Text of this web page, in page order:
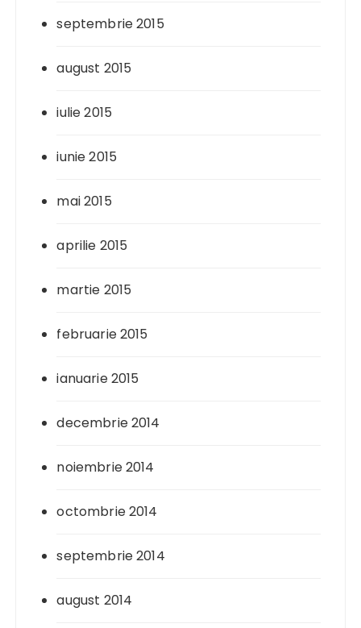
septembrie 2015
august 2015
iulie 2015
iunie 2015
mai 2015
aprilie 2015
martie 2015
februarie 2015
ianuarie 2015
decembrie 2014
noiembrie 2014
octombrie 2014
septembrie 2014
august 2014